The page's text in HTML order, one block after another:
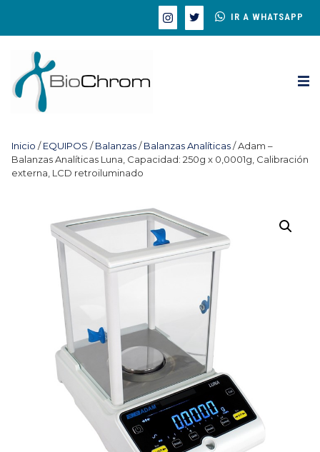
IR A WHATSAPP
Inicio /EQUIPOS /Balanzas/Balanzas Analíticas/ Adam –
Balanzas Analíticas Luna, Capacidad: 250g x 0,0001g, Calibración
externa, LCD retroiluminado